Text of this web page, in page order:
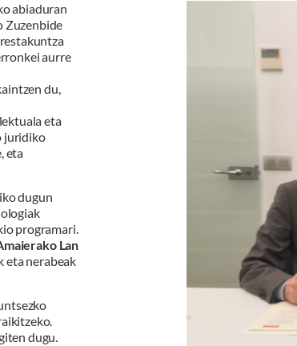
abiaduran
Zuzenbide
aurre
du,
eta
juridiko
eta
dugun
programari.
Lan
eta nerabeak
dugu.